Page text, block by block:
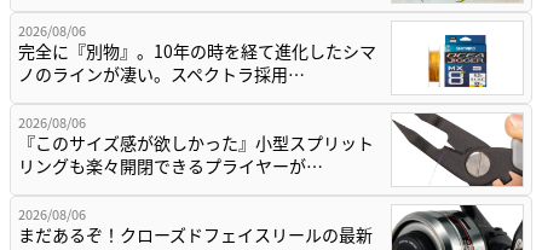
2026/08/06
完全に『別物』。10年の時を経て進化したシマ
ノのラインが凄い。スペクトラ採用…
2026/08/06
『このサイズ感が欲しかった』小型スプリット
リングも楽々開閉できるプライヤーが…
2026/08/06
まだあるぞ！クローズドフェイスリールの最新